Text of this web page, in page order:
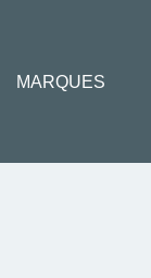
MARQUES